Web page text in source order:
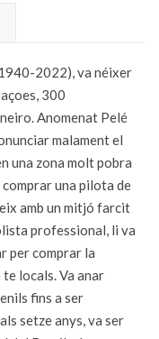
2022), va néixer
300
Anomenat Pelé
malament el
una zona molt pobra
comprar una pilota de
amb un mitjó farcit
professional, li va
per comprar la
locals. Va anar
fins a ser
setze anys, va ser